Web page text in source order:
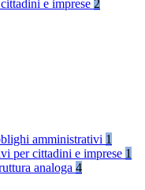
e imprese 2
amministrativi 1
per cittadini e imprese 1
analoga 4